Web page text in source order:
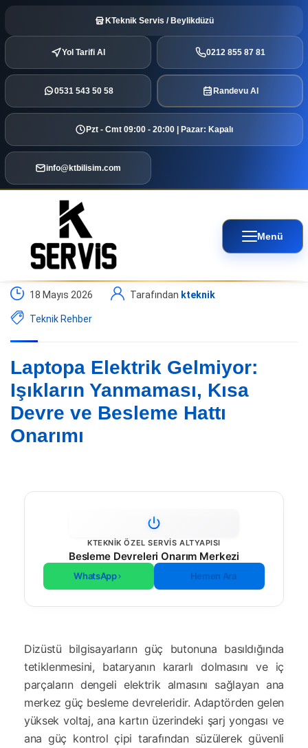
KTeknik Servis / Beylikdüzü
Yol Tarifi Al 0212 855 87 81
0531 543 50 58 Randevu Al
Pzt - Cmt 09:00 - 20:00 | Pazar: Kapalı
info@ktbilisim.com
Menü
18 Mayıs 2026 Tarafından kteknik
Teknik Rehber
Laptopa Elektrik Gelmiyor:
Işıkların Yanmaması, Kısa
Devre ve Besleme Hattı
Onarımı
KTEKNIK ÖZEL SERVIS ALTYAPISI
Besleme Devreleri Onarım Merkezi
WhatsApp Hemen Ara
Dizüstü bilgisayarların güç butonuna basıldığında
tetiklenmesini, bataryanın kararlı dolmasını ve iç
parçaların dengeli elektrik almasını sağlayan ana
merkez güç besleme devreleridir. Adaptörden gelen
yüksek voltaj, ana kartın üzerindeki şarj yongası ve
ana güç kontrol çipi tarafından süzülerek güvenli